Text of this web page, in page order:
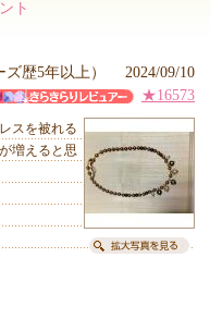
ト
ズ歴5年以上） 2024/09/10
★16573
スを被れる
増えると思